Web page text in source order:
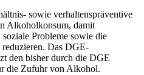
sowie verhaltenspräventive
Alkoholkonsum, damit
Probleme sowie die
Das DGE-
den bisher durch die DGE
die Zufuhr von Alkohol.